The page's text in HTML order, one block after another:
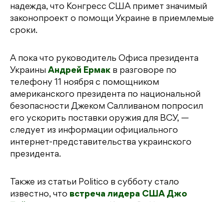
надежда, что Конгресс США примет значимый
законопроект о помощи Украине в приемлемые
сроки.
А пока что руководитель Офиса президента
Украины Андрей Ермак в разговоре по
телефону 11 ноября с помощником
американского президента по национальной
безопасности Джеком Салливаном попросил
его ускорить поставки оружия для ВСУ, —
следует из информации официального
интернет-представительства украинского
президента.
Также из статьи Politico в субботу стало
известно, что встреча лидера США Джо